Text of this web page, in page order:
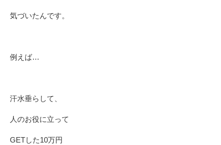
気づいたんです。
例えば…
汗水垂らして、
人のお役に立って
GETした10万円